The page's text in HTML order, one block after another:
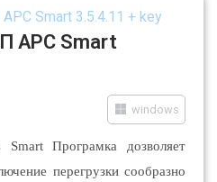
APC Smart
windows
Програмка дозволяет
перегрузки сообразно